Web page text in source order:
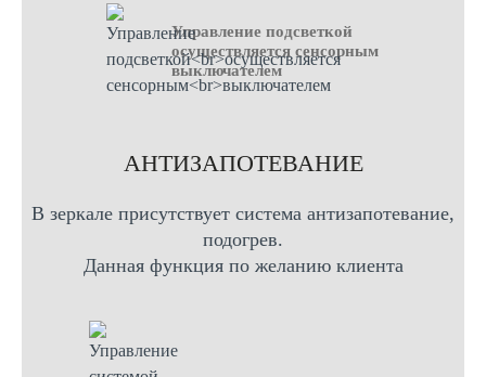
Управление подсветкой
осуществляется сенсорным
выключателем
AНТИЗАПОТЕВАНИЕ
В зеркале присутствует система антизапотевание,
подогрев.
Данная функция по желанию клиента